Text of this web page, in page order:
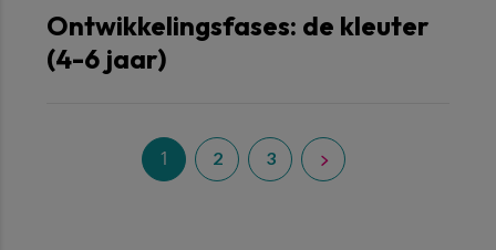
Ontwikkelingsfases: de kleuter
(4-6 jaar)
1 2 3